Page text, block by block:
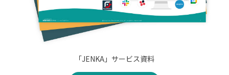
「JENKA」サービス資料